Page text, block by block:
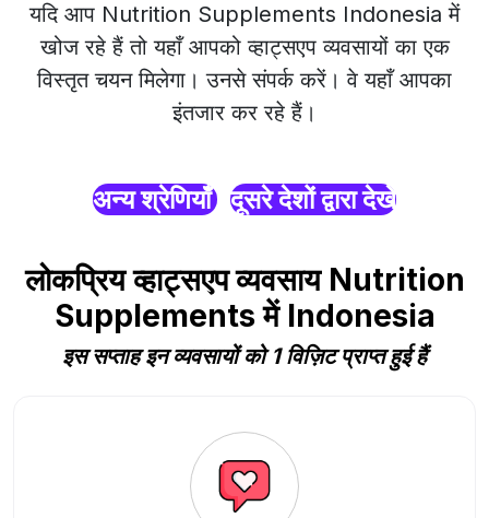
यदि आप Nutrition Supplements Indonesia में
खोज रहे हैं तो यहाँ आपको व्हाट्सएप व्यवसायों का एक
विस्तृत चयन मिलेगा। उनसे संपर्क करें। वे यहाँ आपका
इंतजार कर रहे हैं।
अन्य श्रेणियाँ दूसरे देशों द्वारा देखें
लोकप्रिय व्हाट्सएप व्यवसाय Nutrition
Supplements में Indonesia
इस सप्ताह इन व्यवसायों को 1 विज़िट प्राप्त हुई हैं